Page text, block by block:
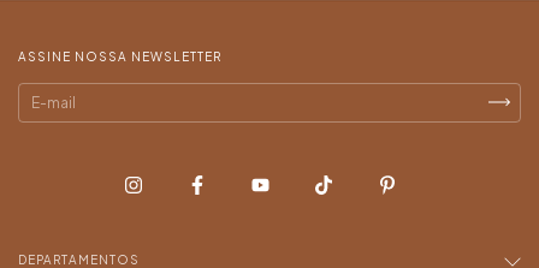
ASSINE NOSSA NEWSLETTER
DEPARTAMENTOS